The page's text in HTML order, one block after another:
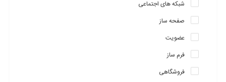
شبکه های اجتماعی
صفحه ساز
عضویت
فرم ساز
فروشگاهی